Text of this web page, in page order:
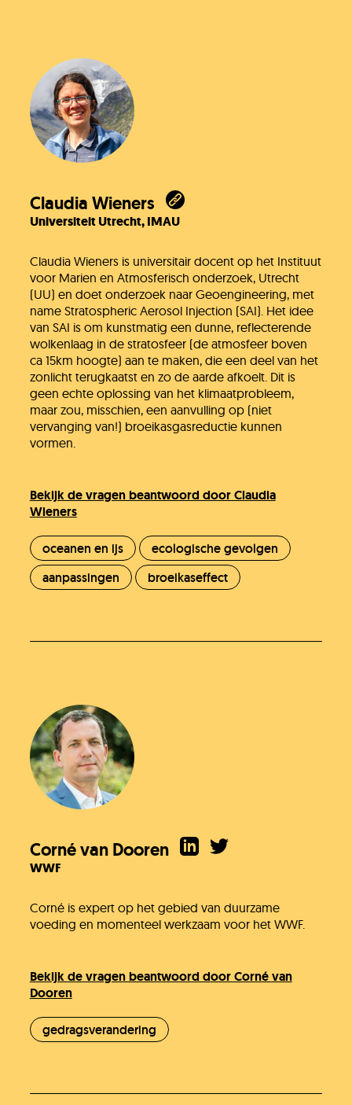
Claudia Wieners
Universiteit Utrecht, IMAU
Claudia Wieners is universitair docent op het Instituut
voor Marien en Atmosferisch onderzoek, Utrecht
(UU) en doet onderzoek naar Geoengineering, met
name Stratospheric Aerosol Injection (SAI). Het idee
van SAI is om kunstmatig een dunne, reflecterende
wolkenlaag in de stratosfeer (de atmosfeer boven
ca 15km hoogte) aan te maken, die een deel van het
zonlicht terugkaatst en zo de aarde afkoelt. Dit is
geen echte oplossing van het klimaatprobleem,
maar zou, misschien, een aanvulling op (niet
vervanging van!) broeikasgasreductie kunnen
vormen.
Bekijk de vragen beantwoord door Claudia
Wieners
oceanen en ijs
ecologische gevolgen
aanpassingen
broeikaseffect
Corné van Dooren
WWF
Corné is expert op het gebied van duurzame
voeding en momenteel werkzaam voor het WWF.
Bekijk de vragen beantwoord door Corné van
Dooren
gedragsverandering